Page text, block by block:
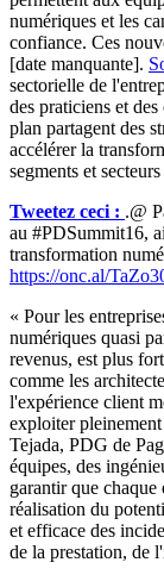
numériques et les
confiance. Ces
[date manquante].
sectorielle de
des praticiens et
plan partagent des
accélérer la
segments et
Tweetez ceci : .@
au #PDSummit16,
transformation
https://onc.al/
« Pour les
numériques quasi
revenus, est plus
comme les
l'expérience client
exploiter
Tejada, PDG de
équipes, des
garantir que
réalisation du
et efficace des
de la prestation, de